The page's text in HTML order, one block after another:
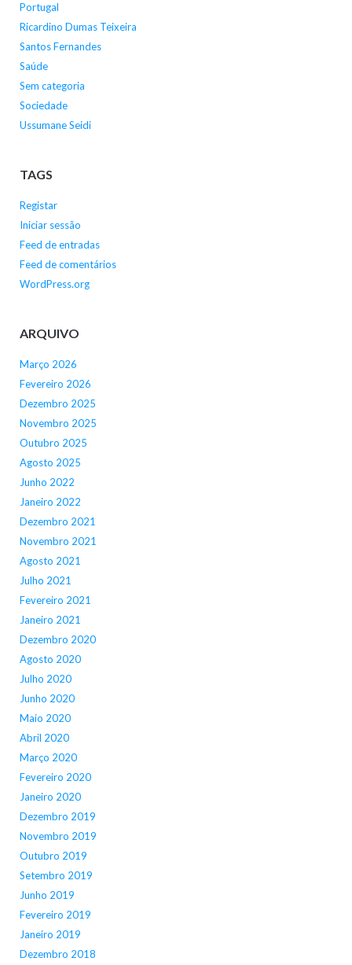
Portugal
Ricardino Dumas Teixeira
Santos Fernandes
Saúde
Sem categoria
Sociedade
Ussumane Seidi
TAGS
Registar
Iniciar sessão
Feed de entradas
Feed de comentários
WordPress.org
ARQUIVO
Março 2026
Fevereiro 2026
Dezembro 2025
Novembro 2025
Outubro 2025
Agosto 2025
Junho 2022
Janeiro 2022
Dezembro 2021
Novembro 2021
Agosto 2021
Julho 2021
Fevereiro 2021
Janeiro 2021
Dezembro 2020
Agosto 2020
Julho 2020
Junho 2020
Maio 2020
Abril 2020
Março 2020
Fevereiro 2020
Janeiro 2020
Dezembro 2019
Novembro 2019
Outubro 2019
Setembro 2019
Junho 2019
Fevereiro 2019
Janeiro 2019
Dezembro 2018